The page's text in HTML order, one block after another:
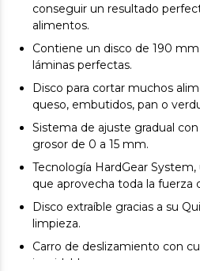
conseguir un resultado
alimentos.
Contiene un disco de 190
láminas perfectas.
Disco para cortar muchos
queso, embutidos, pan o
Sistema de ajuste gradual
grosor de 0 a 15 mm.
Tecnología HardGear
que aprovecha toda la fuerza
Disco extraíble gracias a su
limpieza.
Carro de deslizamiento con
inoxidable.